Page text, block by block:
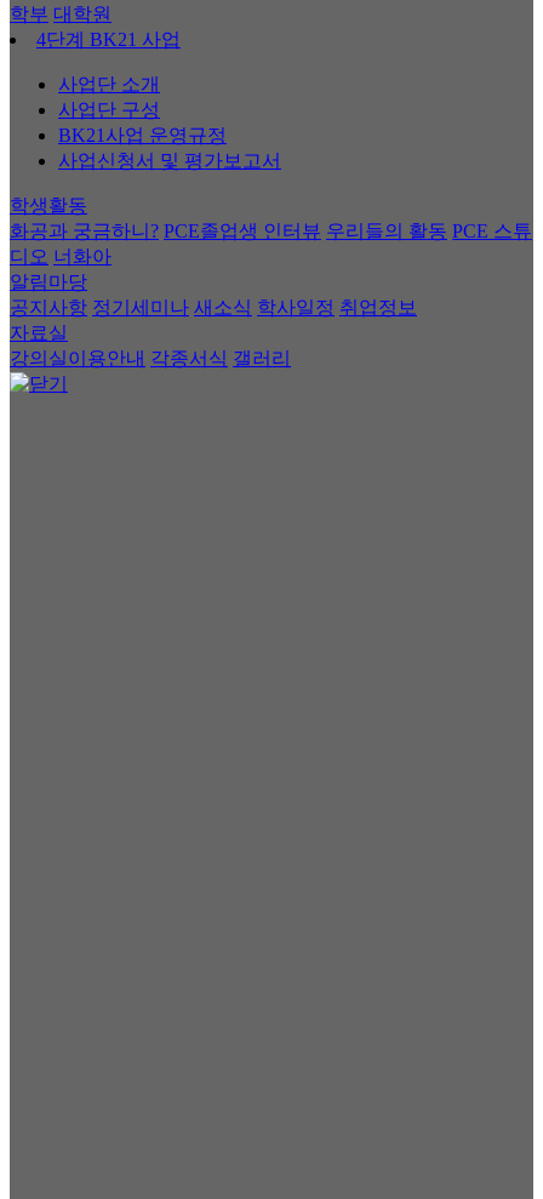
학부 대학원
4단계 BK21 사업
사업단 소개
사업단 구성
BK21사업 운영규정
사업신청서 및 평가보고서
학생활동
화공과 궁금하니? PCE졸업생 인터뷰 우리들의 활동 PCE 스튜
디오 너화아
알림마당
공지사항 정기세미나 새소식 학사일정 취업정보
자료실
강의실이용안내 각종서식 갤러리